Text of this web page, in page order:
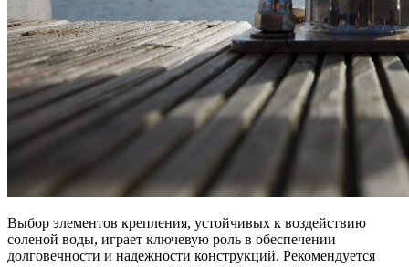
Выбор элементов крепления, устойчивых к воздействию
соленой воды, играет ключевую роль в обеспечении
долговечности и надежности конструкций. Рекомендуется